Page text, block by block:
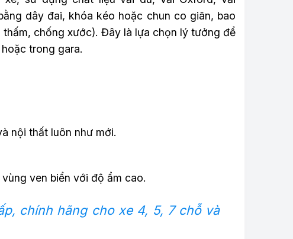
dây đai, khóa kéo hoặc chun co giãn, bao
chống xước). Đây là lựa chọn lý tưởng để
trong gara.
nội thất luôn như mới.
ven biển với độ ẩm cao.
chính hãng cho xe 4, 5, 7 chỗ và